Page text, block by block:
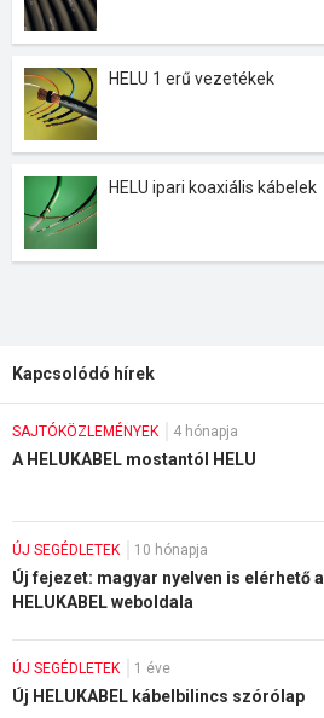
HELU 1 erű vezetékek
HELU ipari koaxiális kábelek
Kapcsolódó hírek
SAJTÓKÖZLEMÉNYEK 4 hónapja
A HELUKABEL mostantól HELU
ÚJ SEGÉDLETEK 10 hónapja
Új fejezet: magyar nyelven is elérhető a
HELUKABEL weboldala
ÚJ SEGÉDLETEK 1 éve
Új HELUKABEL kábelbilincs szórólap